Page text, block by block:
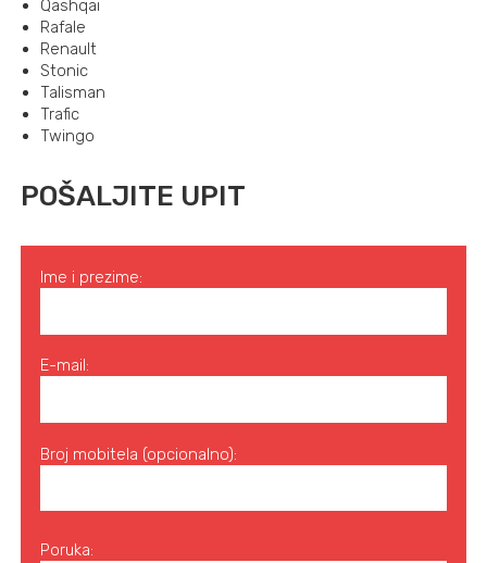
Qashqai
Rafale
Renault
Stonic
Talisman
Trafic
Twingo
POŠALJITE UPIT
Ime i prezime:
E-mail:
Broj mobitela (opcionalno):
Poruka: